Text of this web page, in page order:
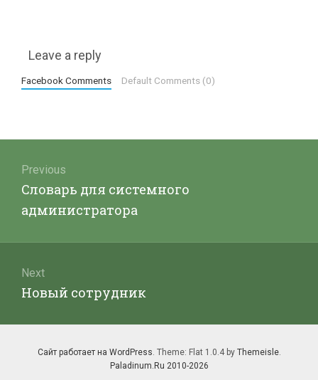
Leave a reply
Facebook Comments Default Comments (0)
по
записям
Previous
Previous
post:
Словарь для системного
администратора
Next
Next
Новый сотрудник
Сайт работает на WordPress. Theme: Flat 1.0.4 by Themeisle.
Paladinum.Ru 2010-2026